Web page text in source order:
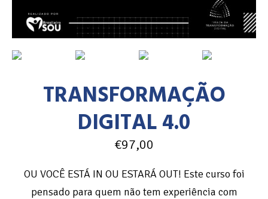
TRANSFORMAÇÃO
DIGITAL 4.0
€97,00
OU VOCÊ ESTÁ IN OU ESTARÁ OUT! Este curso foi
pensado para quem não tem experiência com